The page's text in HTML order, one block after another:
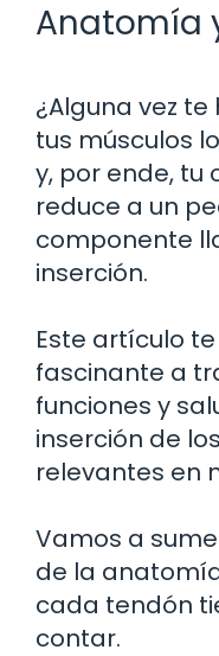
Anatomía
¿Alguna vez
tus músculos
y, por ende, tu
reduce a un
componente
inserción.
Este artículo
fascinante a
funciones y
inserción de
relevantes en
Vamos a
de la
cada tendón
contar.